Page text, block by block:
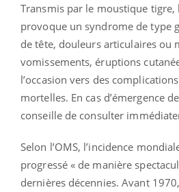
Transmis par le moustique tigre,
provoque un syndrome de type
de tête, douleurs articulaires ou
vomissements, éruptions
l’occasion vers des
mortelles. En cas d’émergence
conseille de consulter
Selon l’OMS, l’incidence
progressé « de manière
dernières décennies. Avant